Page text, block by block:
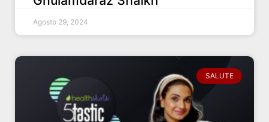
Agosto 29, 2024
SALUTE